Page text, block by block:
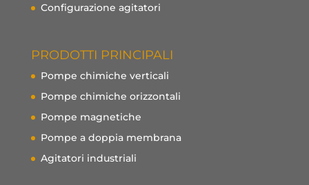
Configurazione agitatori
PRODOTTI PRINCIPALI
Pompe chimiche verticali
Pompe chimiche orizzontali
Pompe magnetiche
Pompe a doppia membrana
Agitatori industriali